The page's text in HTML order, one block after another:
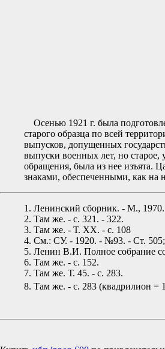
Осенью 1921 г. была
старого образца по всей
выпусков, допущенных
выпуски военных лет, но старое,
обращения, была из нее изъята.
знаками, обеспеченными, как на
1. Ленинский сборник. - М.,
2. Там же. - с. 321. - 322.
3. Там же. - Т. XX. - с. 108
4. См.: СУ. - 1920. - №93. - Ст.
5. Ленин В.И. Полное собрание
6. Там же. - с. 152.
7. Там же. Т. 45. - с. 283.
8. Там же. - с. 283 (квадрилион =